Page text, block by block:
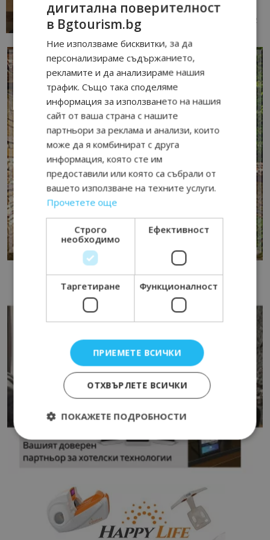
данните и липсващи...
AI Travel Economy с Елица Стоилова 13/07/2026 09:02
дигитална поверителност
в Bgtourism.bg
Ние използваме бисквитки, за да
персонализираме съдържанието,
рекламите и да анализираме нашия
трафик. Също така споделяме
информация за използването на нашия
сайт от ваша страна с нашите
партньори за реклама и анализи, които
може да я комбинират с друга
информация, която сте им
предоставили или която са събрали от
вашето използване на техните услуги.
Прочетете още
Строго
необходимо
Ефективност
Таргетиране Функционалност
ПРИЕМЕТЕ ВСИЧКИ
ОТХВЪРЛЕТЕ ВСИЧКИ
ПОКАЖЕТЕ ПОДРОБНОСТИ
Строго необходимо
Ефективност
Строго необходимите бисквитки позволяват
основната функционалност на уебсайта, като
потребителско влизане и управление на
акаунта. Уебсайтът не може да се използва